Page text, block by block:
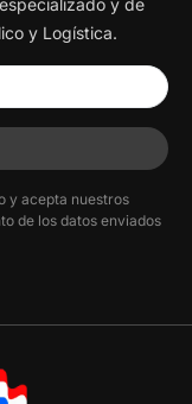
y de
y Logística.
y acepta nuestros
de los datos enviados